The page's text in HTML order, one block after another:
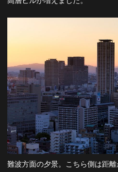
難波方面の夕景。こちら側は距